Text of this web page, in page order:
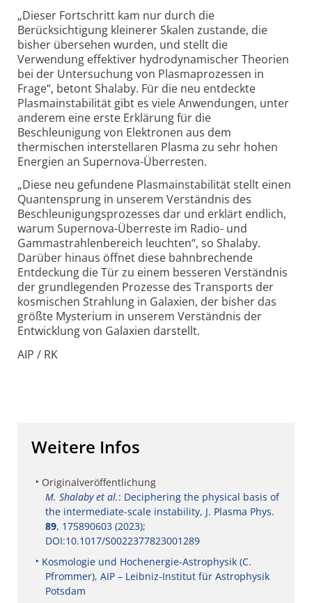
„Dieser Fortschritt kam nur durch die
Berücksichtigung kleinerer Skalen zustande, die
bisher übersehen wurden, und stellt die
Verwendung effektiver hydrodynamischer Theorien
bei der Untersuchung von Plasmaprozessen in
Frage“, betont Shalaby. Für die neu entdeckte
Plasmainstabilität gibt es viele Anwendungen, unter
anderem eine erste Erklärung für die
Beschleunigung von Elektronen aus dem
thermischen interstellaren Plasma zu sehr hohen
Energien an Supernova-Überresten.
„Diese neu gefundene Plasmainstabilität stellt einen
Quantensprung in unserem Verständnis des
Beschleunigungsprozesses dar und erklärt endlich,
warum Supernova-Überreste im Radio- und
Gammastrahlenbereich leuchten“, so Shalaby.
Darüber hinaus öffnet diese bahnbrechende
Entdeckung die Tür zu einem besseren Verständnis
der grundlegenden Prozesse des Transports der
kosmischen Strahlung in Galaxien, der bisher das
größte Mysterium in unserem Verständnis der
Entwicklung von Galaxien darstellt.
AIP / RK
Weitere Infos
Originalveröffentlichung
M. Shalaby et al.: Deciphering the physical basis of
the intermediate-scale instability, J. Plasma Phys.
89, 175890603 (2023);
DOI:10.1017/S0022377823001289
Kosmologie und Hochenergie-Astrophysik (C.
Pfrommer), AIP – Leibniz-Institut für Astrophysik
Potsdam